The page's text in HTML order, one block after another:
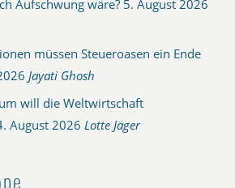
Aufschwung wäre? 5. August 2026
müssen Steueroasen ein Ende
Jayati Ghosh
will die Weltwirtschaft
August 2026 Lotte Jäger